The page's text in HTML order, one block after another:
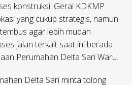
konstruksi. Gerai KDKMP
yang cukup strategis, namun
agar lebih mudah
jalan terkait saat ini berada
Perumahan Delta Sari Waru.
Delta Sari minta tolong